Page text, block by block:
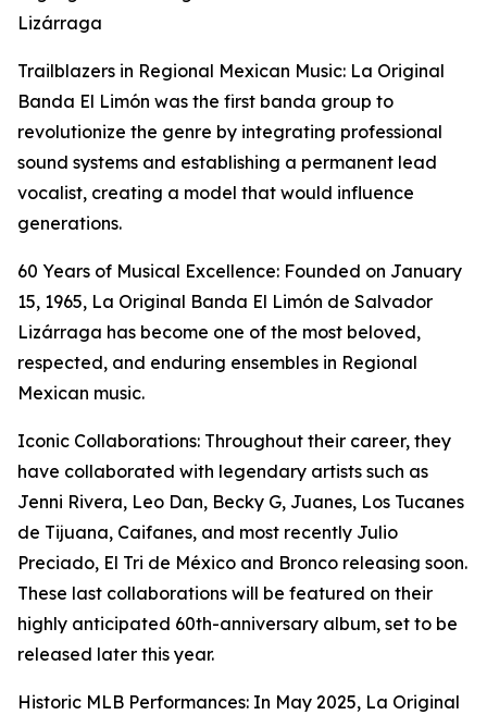
Lizárraga
Trailblazers in Regional Mexican Music: La Original
Banda El Limón was the first banda group to
revolutionize the genre by integrating professional
sound systems and establishing a permanent lead
vocalist, creating a model that would influence
generations.
60 Years of Musical Excellence: Founded on January
15, 1965, La Original Banda El Limón de Salvador
Lizárraga has become one of the most beloved,
respected, and enduring ensembles in Regional
Mexican music.
Iconic Collaborations: Throughout their career, they
have collaborated with legendary artists such as
Jenni Rivera, Leo Dan, Becky G, Juanes, Los Tucanes
de Tijuana, Caifanes, and most recently Julio
Preciado, El Tri de México and Bronco releasing soon.
These last collaborations will be featured on their
highly anticipated 60th-anniversary album, set to be
released later this year.
Historic MLB Performances: In May 2025, La Original